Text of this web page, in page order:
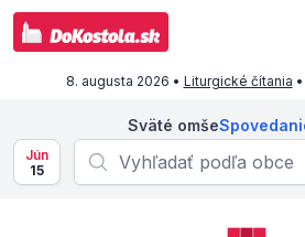
8. augusta 2026 • Liturgické čítania •
Sväté omše
Jún
15